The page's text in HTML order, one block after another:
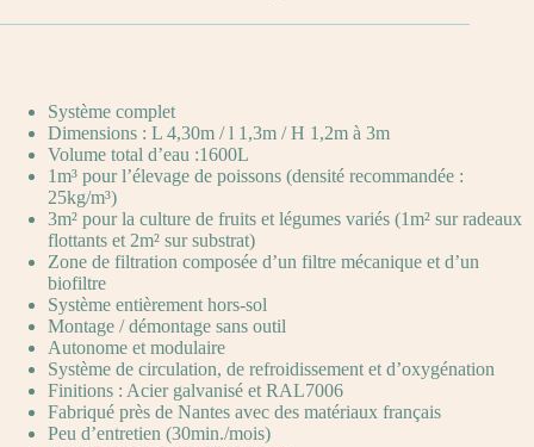
Système complet
Dimensions : L 4,30m / l 1,3m / H 1,2m à 3m
Volume total d’eau :1600L
1m³ pour l’élevage de poissons (densité recommandée :
25kg/m³)
3m² pour la culture de fruits et légumes variés (1m² sur radeaux
flottants et 2m² sur substrat)
Zone de filtration composée d’un filtre mécanique et d’un
biofiltre
Système entièrement hors-sol
Montage / démontage sans outil
Autonome et modulaire
Système de circulation, de refroidissement et d’oxygénation
Finitions : Acier galvanisé et RAL7006
Fabriqué près de Nantes avec des matériaux français
Peu d’entretien (30min./mois)